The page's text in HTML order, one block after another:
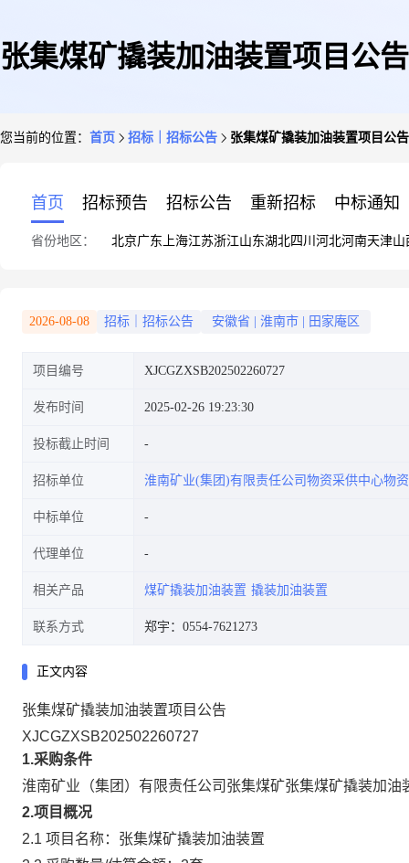
张集煤矿撬装加油装置项目公告
您当前的位置： 首页 招标｜招标公告 张集煤矿撬装加油装置项目公告
首页 招标预告 招标公告 重新招标 中标通知
省份地区： 北京广东 上海江苏浙江山东湖北四川 河北河南天津山
2026-08-08 招标｜招标公告 安徽省 淮南市 田家庵区
项目编号 XJCGZXSB202502260727
发布时间 2025-02-26 19:23:30
投标截止时间
招标单位 淮南矿业(集团)有限责任公司物资采供中心物
中标单位
代理单位
相关产品 煤矿撬装加油装置 撬装加油装置
联系方式 郑宇：0554-7621273
正文内容
张集煤矿撬装加油装置项目公告
XJCGZXSB202502260727
1.采购条件
淮南矿业（集团）有限责任公司张集煤矿张集煤矿撬装加油
2.项目概况
2.1 项目名称： 张集煤矿撬装加油装置